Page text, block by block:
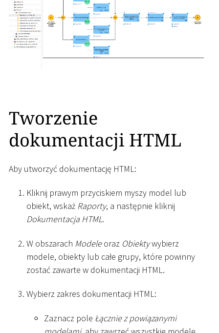
Tworzenie
dokumentacji HTML
Aby utworzyć dokumentację HTML:
Kliknij prawym przyciskiem myszy model lub
obiekt, wskaż Raporty, a następnie kliknij
Dokumentacja HTML.
W obszarach Modeleoraz Obiektywybierz
modele, obiekty lub całe grupy, które powinny
zostać zawarte w dokumentacji HTML.
Wybierz zakres dokumentacji HTML:
Zaznacz pole Łącznie z powiązanymi